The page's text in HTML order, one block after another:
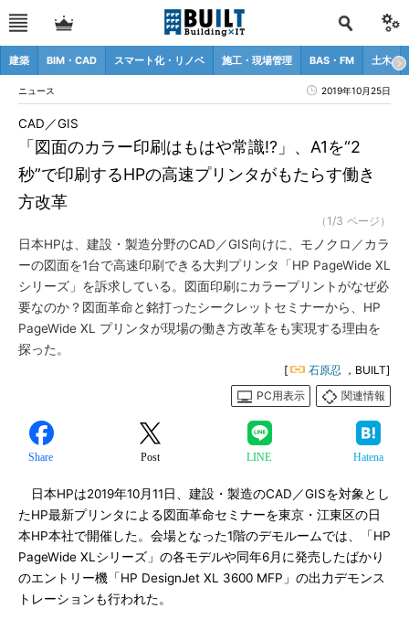
建築 BIM・CAD スマート化・リノベ 施工・現場管理 BAS・FM 土木
ニュース 2019年10月25日
「図面のカラー印刷はもはや常識!?」、A1を“2
秒”で印刷するHPの高速プリンタがもたらす働き
方改革
CAD／GIS
（1/3 ページ）
日本HPは、建設・製造分野のCAD／GIS向けに、モノクロ／カラ
ーの図面を1台で高速印刷できる大判プリンタ「HP PageWide XL
シリーズ」を訴求している。図面印刷にカラープリントがなぜ必
要なのか？図面革命と銘打ったシークレットセミナーから、HP
PageWide XL プリンタが現場の働き方改革をも実現する理由を
探った。
[ 石原忍 ，BUILT]
PC用表示
関連情報
Share Post LINE Hatena
日本HPは2019年10月11日、建設・製造のCAD／GISを対象とし
たHP最新プリンタによる図面革命セミナーを東京・江東区の日
本HP本社で開催した。会場となった1階のデモルームでは、「HP
PageWide XLシリーズ」の各モデルや同年6月に発売したばかり
のエントリー機「HP DesignJet XL 3600 MFP」の出力デモンス
トレーションも行われた。